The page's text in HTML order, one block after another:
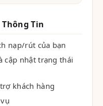
Thông Tin
nạp/rút của bạn
cập nhật trạng thái
khách hàng